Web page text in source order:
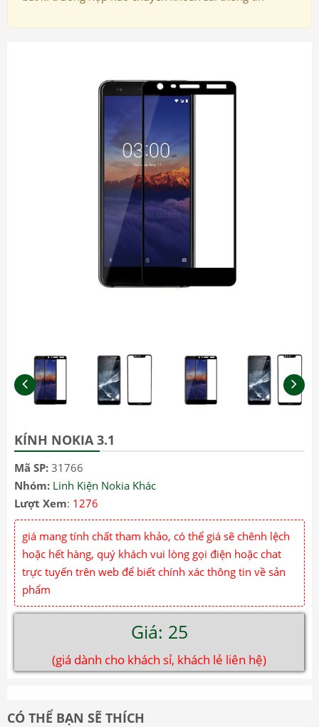
KÍNH NOKIA 3.1
Mã SP: 31766
Nhóm: Linh Kiện Nokia Khác
Lượt Xem: 1276
giá mang tính chất tham khảo, có thể giá sẽ chênh lệch
hoặc hết hàng, quý khách vui lòng gọi điện hoặc chat
trực tuyến trên web để biết chính xác thông tin về sản
phẩm
Giá: 25
(giá dành cho khách sỉ, khách lẻ liên hệ)
CÓ THỂ BẠN SẼ THÍCH